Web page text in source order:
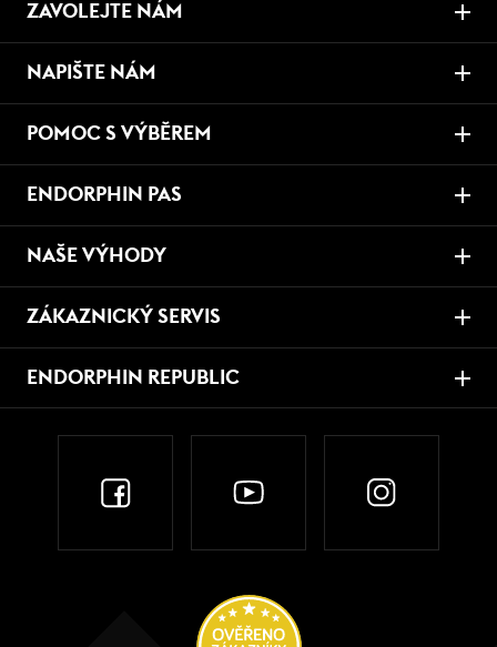
ZAVOLEJTE NÁM
NAPIŠTE NÁM
POMOC S VÝBĚREM
ENDORPHIN PAS
NAŠE VÝHODY
ZÁKAZNICKÝ SERVIS
ENDORPHIN REPUBLIC